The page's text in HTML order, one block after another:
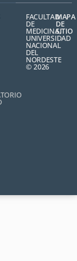
FACULTAD
DE
MEDICINA,
UNIVERSIDAD
NACIONAL
DEL
NORDESTE
© 2026
MAPA
DE
SITIO